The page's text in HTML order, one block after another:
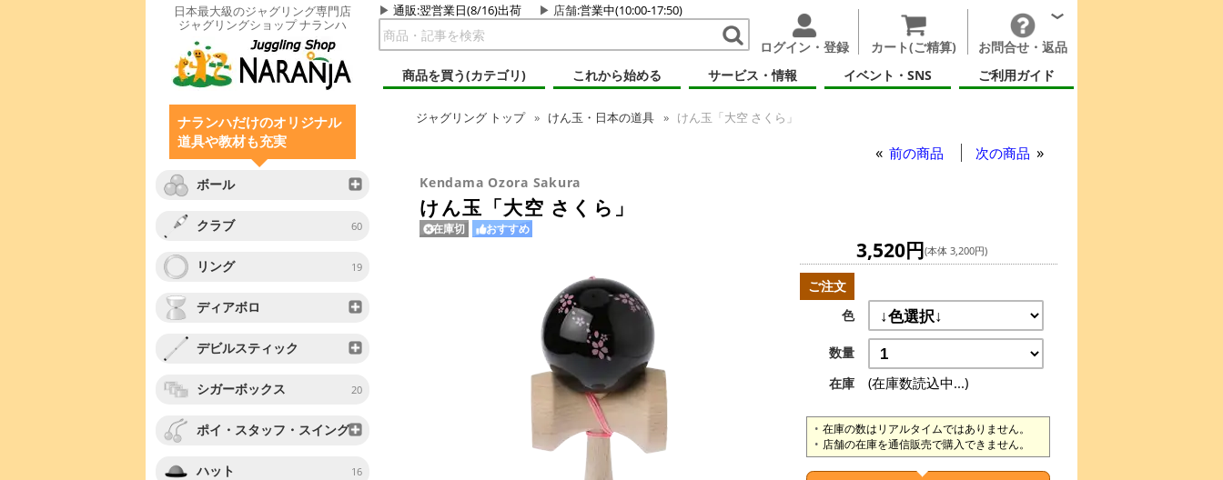
日本最大級のジャグリング専門店
ジャグリングショップ ナランハ
通販:翌営業日(8/16)出荷 店舗:営業中(10:00-17:50)
ログイン・登録 カート(ご精算)
お問合せ・返品
商品を買う(カテゴリ)
これから始める サービス・情報 イベント・SNS ご利用ガイド
ナランハだけのオリジナル
道具や教材も充実
ボール
クラブ 60
リング 19
ディアボロ
デビルスティック
シガーボックス 20
ポイ・スタッフ・スイング
ハット 16
ジャグリング トップ けん玉・日本の道具 けん玉「大空 さくら」
前の商品 次の商品
Kendama Ozora Sakura
けん玉「大空 さくら」
在庫切 おすすめ
3,520円(本体 3,200円)
ご注文
色
数量
在庫
(在庫数読込中...)
在庫の数はリアルタイムではありません。
店舗の在庫を通信販売で購入できません。